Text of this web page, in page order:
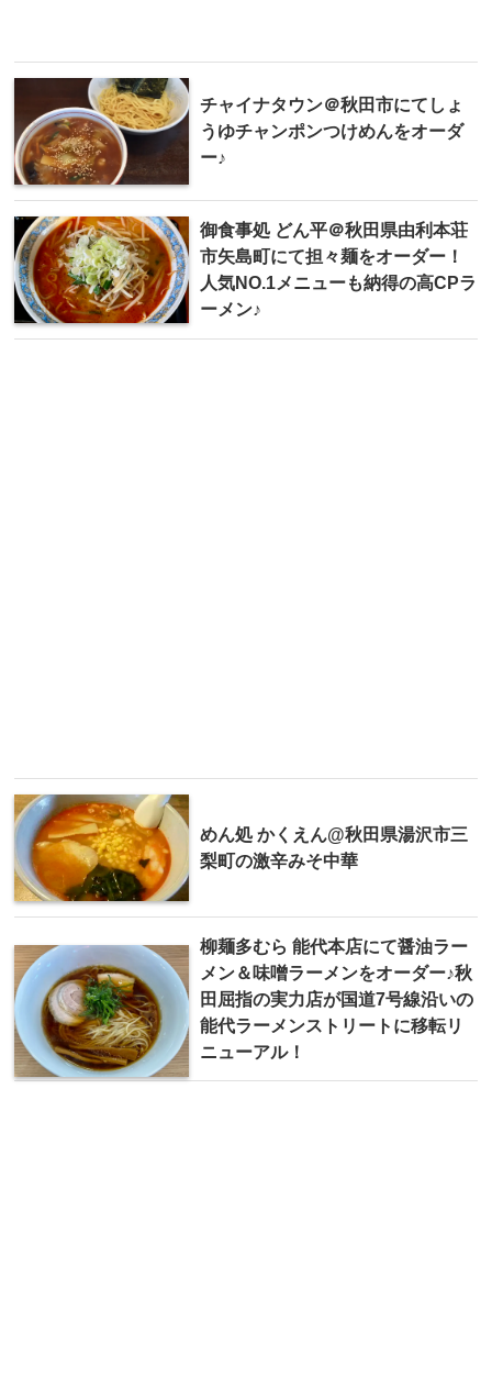
チャイナタウン＠秋田市にてしょ
うゆチャンポンつけめんをオーダ
ー♪
御食事処 どん平＠秋田県由利本荘
市矢島町にて担々麺をオーダー！
人気NO.1メニューも納得の高CPラ
ーメン♪
めん処 かくえん@秋田県湯沢市三
梨町の激辛みそ中華
柳麺 多むら 能代本店にて醤油ラー
メン＆味噌ラーメンをオーダー♪秋
田屈指の実力店が国道7号線沿いの
能代ラーメンストリートに移転リ
ニューアル！